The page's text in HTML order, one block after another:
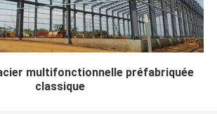
multifonctionnelle préfabriquée
classique